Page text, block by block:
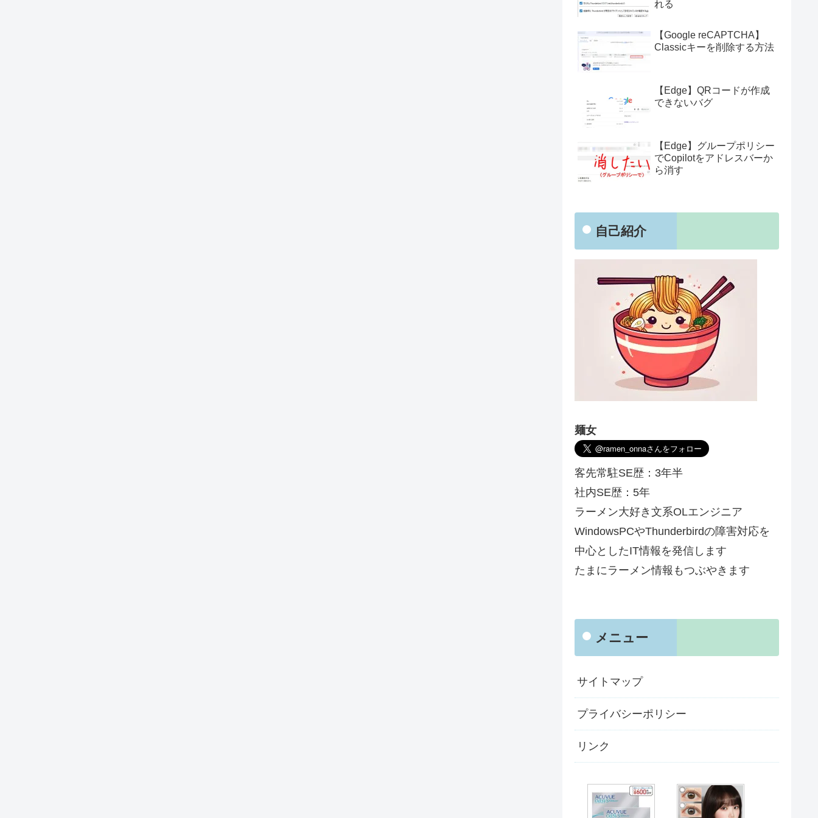
れる
【Google reCAPTCHA】
Classicキーを削除する方法
【Edge】QRコードが作成
できないバグ
【Edge】グループポリシー
でCopilotをアドレスバーか
ら消す
自己紹介
麺女
客先常駐SE歴：3年半
社内SE歴：5年
ラーメン大好き文系OLエンジニア
WindowsPCやThunderbirdの障害対応を
中心としたIT情報を発信します
たまにラーメン情報もつぶやきます
メニュー
サイトマップ
プライバシーポリシー
リンク